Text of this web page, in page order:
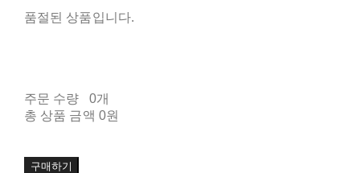
품절된 상품입니다.
주문 수량
0개
총 상품 금액 0원
구매하기